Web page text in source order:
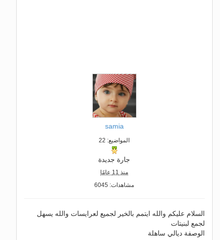
samia
المواضيع: 22
جارة جديدة
منذ 11 عامًا
مشاهدات: 6045
السلام عليكم والله ايتمم بالخير لجميع لعرايسات والله يسهل
لجمع لبنيتات
الوصفة ديالي ساهلة